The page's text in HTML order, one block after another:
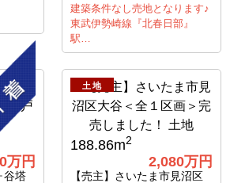
建築条件なし売地となります♪
東武伊勢崎線『北春日部』
駅…
万円
谷塔
土地
188.86m2
2,080万円
【売主】さいたま市見沼区